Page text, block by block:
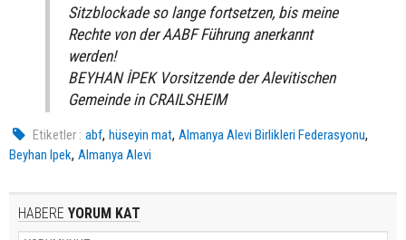
Sitzblockade so lange fortsetzen, bis meine
Rechte von der AABF Führung anerkannt
werden!
BEYHAN İPEK Vorsitzende der Alevitischen
Gemeinde in CRAILSHEIM
Etiketler : abf,hüseyin mat,Almanya Alevi Birlikleri Federasyonu,
Beyhan Ipek, Almanya Alevi
HABERE YORUM KAT